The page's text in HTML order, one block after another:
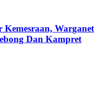
Kemesraan, Warganet
Dan Kampret